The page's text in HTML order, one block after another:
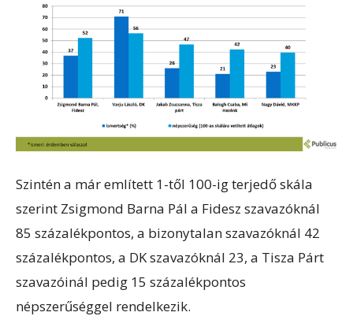
Szintén a már említett 1-től 100-ig terjedő skála
szerint Zsigmond Barna Pál a Fidesz szavazóknál
85 százalékpontos, a bizonytalan szavazóknál 42
százalékpontos, a DK szavazóknál 23, a Tisza Párt
szavazóinál pedig 15 százalékpontos
népszerűséggel rendelkezik.